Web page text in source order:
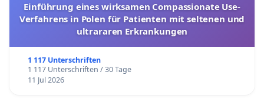
Einführung eines wirksamen Compassionate Use-
Verfahrens in Polen für Patienten mit seltenen und
ultrararen Erkrankungen
1 117 Unterschriften
1 117 Unterschriften / 30 Tage
11 Jul 2026